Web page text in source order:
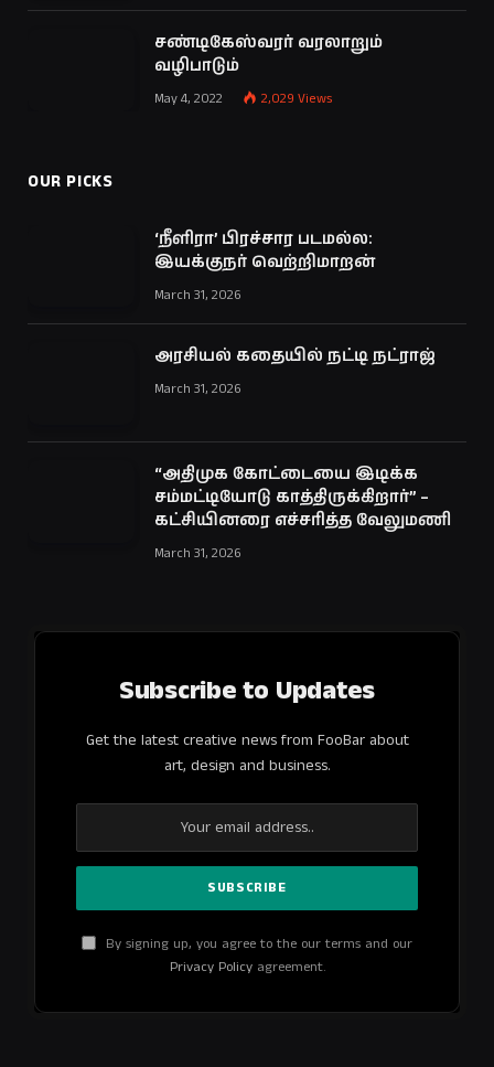
சண்டிகேஸ்வரர் வரலாறும்
வழிபாடும்
May 4, 2022 2,029 Views
OUR PICKS
‘நீளிரா’ பிரச்சார படமல்ல:
இயக்குநர் வெற்றிமாறன்
March 31, 2026
அரசியல் கதையில் நட்டி நட்ராஜ்
March 31, 2026
“அதிமுக கோட்டையை இடிக்க
சம்மட்டியோடு காத்திருக்கிறார்” –
கட்சியினரை எச்சரித்த வேலுமணி
March 31, 2026
Subscribe to Updates
Get the latest creative news from FooBar about
art, design and business.
By signing up, you agree to the our terms and our
Privacy Policyagreement.